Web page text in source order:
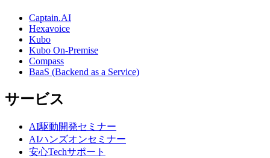
Captain.AI
Hexavoice
Kubo
Kubo On-Premise
Compass
BaaS (Backend as a Service)
サービス
AI駆動開発セミナー
AIハンズオンセミナー
安心Techサポート